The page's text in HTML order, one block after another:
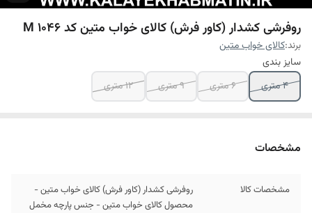
روفرشی کشدار (کاور فرش) کالای خواب متین کد M 1046
برند:کالای خواب متین
سایز بندی
4 متری
6 متری 9 متری 12 متری
مشخصات
مشخصات کالا
روفرشی کشدار (کاور فرش) کالای خواب متین -
محصول کالای خواب متین - جنس پارچه مخمل